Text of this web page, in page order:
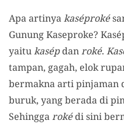
Apa artinyakaséproké
Gunung Kaseproke?
yaitukasépdanroké.
tampan, gagah, elok
bermakna arti pinjaman
buruk, yang berada di
Sehinggarokédi sini